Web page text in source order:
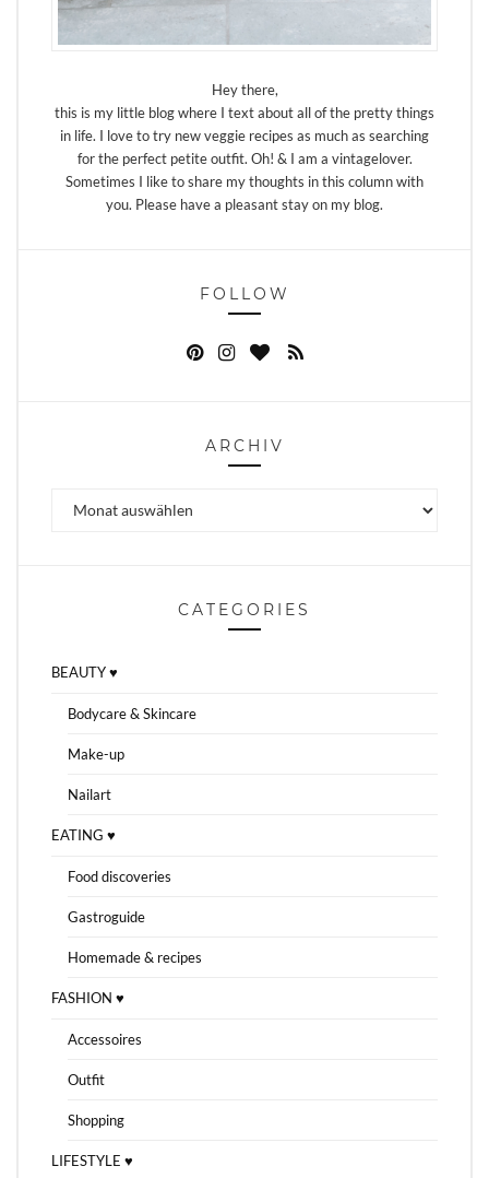
Hey there,
this is my little blog where I text about all of the pretty things
in life. I love to try new veggie recipes as much as searching
for the perfect petite outfit. Oh! & I am a vintagelover.
Sometimes I like to share my thoughts in this column with
you. Please have a pleasant stay on my blog.
FOLLOW
ARCHIV
CATEGORIES
BEAUTY ♥
Bodycare & Skincare
Make-up
Nailart
EATING ♥
Food discoveries
Gastroguide
Homemade & recipes
FASHION ♥
Accessoires
Outfit
Shopping
LIFESTYLE ♥